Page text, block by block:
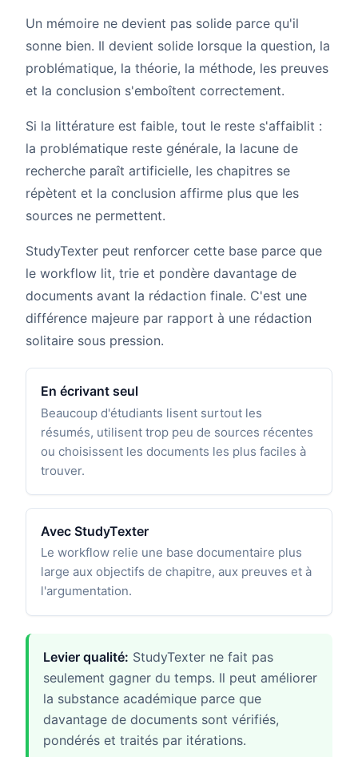
Un mémoire ne devient pas solide parce qu'il
sonne bien. Il devient solide lorsque la question, la
problématique, la théorie, la méthode, les preuves
et la conclusion s'emboîtent correctement.
Si la littérature est faible, tout le reste s'affaiblit :
la problématique reste générale, la lacune de
recherche paraît artificielle, les chapitres se
répètent et la conclusion affirme plus que les
sources ne permettent.
StudyTexter peut renforcer cette base parce que
le workflow lit, trie et pondère davantage de
documents avant la rédaction finale. C'est une
différence majeure par rapport à une rédaction
solitaire sous pression.
En écrivant seul
Beaucoup d'étudiants lisent surtout les
résumés, utilisent trop peu de sources récentes
ou choisissent les documents les plus faciles à
trouver.
Avec StudyTexter
Le workflow relie une base documentaire plus
large aux objectifs de chapitre, aux preuves et à
l'argumentation.
Levier qualité: StudyTexter ne fait pas
seulement gagner du temps. Il peut améliorer
la substance académique parce que
davantage de documents sont vérifiés,
pondérés et traités par itérations.